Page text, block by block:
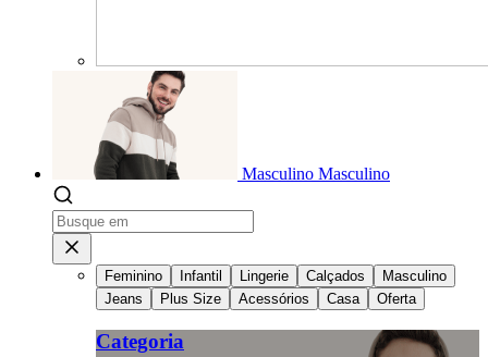
Masculino Masculino
Feminino Infantil Lingerie Calçados
Masculino
Jeans
Plus Size Acessórios Casa Oferta
Categoria